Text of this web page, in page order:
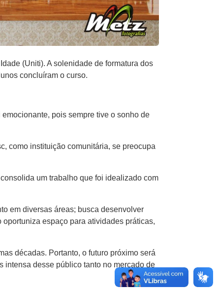
(Uniti). A solenidade de formatura dos
concluíram o curso.
pois sempre tive o sonho de
como instituição comunitária, se preocupa
um trabalho que foi idealizado com
em diversas áreas; busca desenvolver
espaço para atividades práticas,
décadas. Portanto, o futuro próximo será
intensa desse público tanto no mercado de